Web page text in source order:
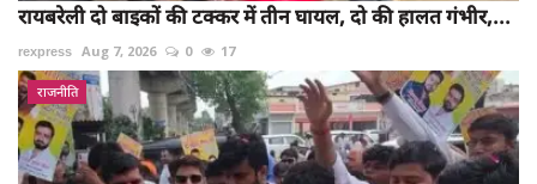
रायबरेली दो बाइकों की टक्कर में तीन घायल, दो की हालत गंभीर,...
rexpress Aug 7, 2026 0 17
राजनीति